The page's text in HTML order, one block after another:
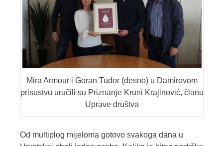
Mira Armour i Goran Tudor (desno) u Damirovom
prisustvu uručili su Priznanje Kruni Krajinović, članu
Uprave društva
Od multiplog mijeloma gotovo svakoga dana u